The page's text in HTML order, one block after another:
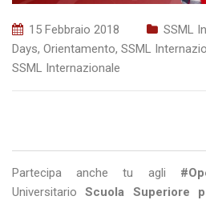
15 Febbraio 2018 SSML
Days, Orientamento, SSML
SSML Internazionale
Partecipa anche tu agli #
UniversitarioScuola Superiore